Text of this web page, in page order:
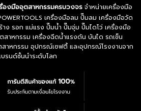
องมืออุตสาหกรรมครบวงจรจำหน่ายเครื่องมือ
เครื่องมือลม ปั๊มลม เครื่องมือวัด
ง รอก แม่แรง ปั๊มน้ำ ปั๊มจุ่ม ปั๊มไดโว่ เครื่องมือ
าหกรรม เครื่องฉีดน้ำแรงดัน บันได รถเข็น
าหกรรม อุปกรณ์เซฟตี้ และอุปกรณ์โรงงานจาก
รนด์ชั้นนำระดับโลก